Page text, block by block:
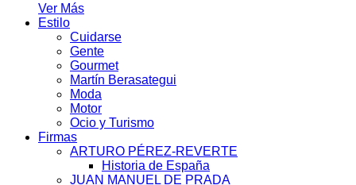
Ver Más
Estilo
Cuidarse
Gente
Gourmet
Martín Berasategui
Moda
Motor
Ocio y Turismo
Firmas
ARTURO PÉREZ-REVERTE
Historia de España
JUAN MANUEL DE PRADA